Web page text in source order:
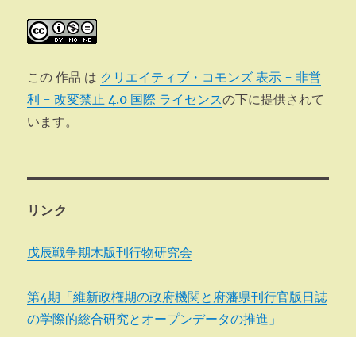
この 作品 は クリエイティブ・コモンズ 表示 - 非営
利 - 改変禁止 4.0 国際 ライセンスの下に提供されて
います。
リンク
戊辰戦争期木版刊行物研究会
第4期「維新政権期の政府機関と府藩県刊行官版日誌
の学際的総合研究とオープンデータの推進」